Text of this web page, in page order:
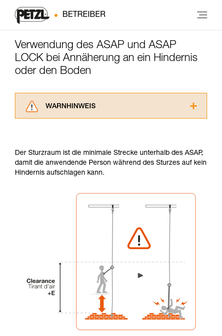
BETREIBER
Verwendung des ASAP und ASAP
LOCK bei Annäherung an ein Hindernis
oder den Boden
WARNHINWEIS
ziehen. Um diese Zusatzinformationen
verstehen zu können, müssen Sie zuerst die in
der Gebrauchsanweisung enthaltenen
Die Beherrschung dieser Techniken setzt eine
entsprechende Ausbildung und ein spezielles
Training voraus. Prüfen Sie zusammen mit
Vorgang alleine sicher zu wiederholen, bevor
Sie ihn eigenständig durchführen.
verbundenen Techniken. Möglicherweise gibt es
noch andere Techniken, die hier nicht
beschrieben werden.
Der Sturzraum ist die minimale Strecke unterhalb des ASAP,
damit die anwendende Person während des Sturzes auf kein
Hindernis aufschlagen kann.